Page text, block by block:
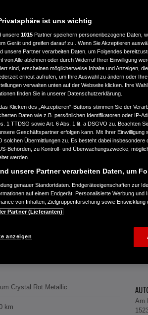
Crystal Rot Metallic
km
Am
ist uns wichtig
unsere 1015 Partner speichern personenbezogene Daten,
Gerät und greifen darauf zu . Wenn Sie Akzeptieren
unsere Partner verarbeiten Daten, um Folgendes
von Alle ablehnen oder durch Widerruf Ihrer Einwilligung
sind, erscheinen möglicherweise Inhalte und Anzeigen,
erneut aufrufen, um Ihre Auswahl zu ändern oder
verwalten unten auf der Webseite klicken. Ihre
finden Sie in unserer Datenschutzerklärung.
Klicken des „Akzeptieren“-Buttons stimmen Sie der
Daten wie z.B. persönlichen Identifikatoren oder IP-
1 TTDSG sowie Art. 6 Abs. 1 lit. a DSGVO zu. Beachten
Geschäftspartner erfolgen kann. Mit Ihrer Einwilligung
solchen Übermittlungen zu. Es besteht dabei
Behörden, zu Kontroll- und Überwachungszwecke,
werden.
unsere Partner verarbeiten Daten, um
genauer Standortdaten. Endgeräteeigenschaften zur
auf einem Endgerät. Personalisierte Werbung
von Inhalten, Zielgruppenforschung sowie Entwicklung
Partner (Lieferanten)
anzeigen